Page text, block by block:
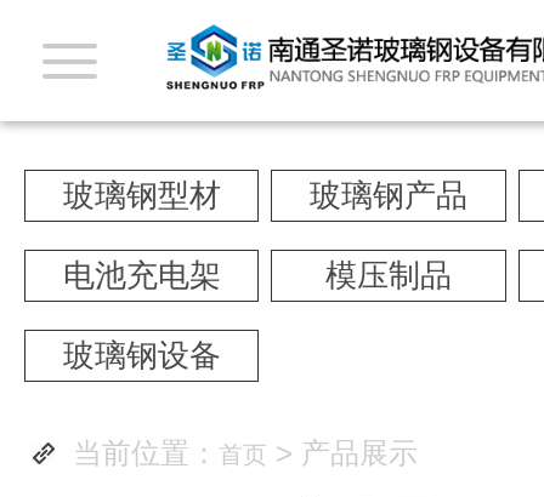
玻璃钢型材 玻璃钢产品
电池充电架 模压制品
玻璃钢设备
当前位置： 首页 > 产品展示